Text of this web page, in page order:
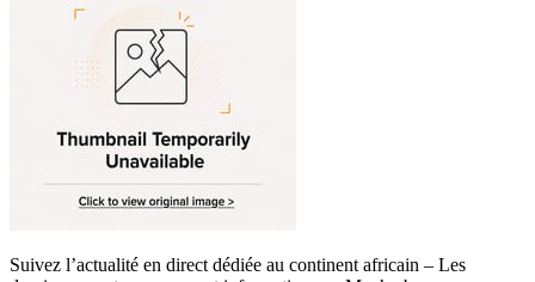
Suivez l’actualité en direct dédiée au continent africain – Les